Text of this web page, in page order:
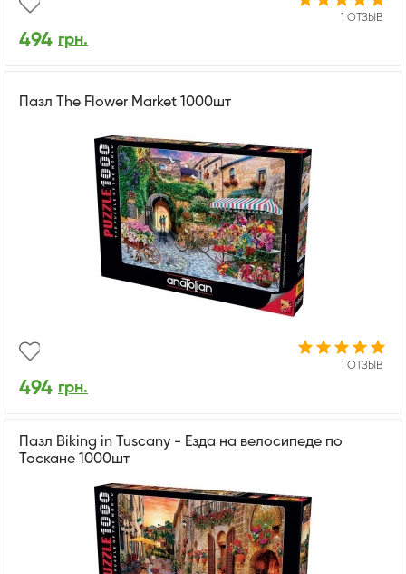
1 ОТЗЫВ
494 грн.
Пазл The Flower Market 1000шт
1 ОТЗЫВ
494 грн.
Пазл Biking in Tuscany - Езда на велосипеде по
Тоскане 1000шт